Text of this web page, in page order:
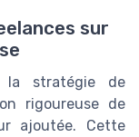
sur
la stratégie de
rigoureuse de
ajoutée. Cette